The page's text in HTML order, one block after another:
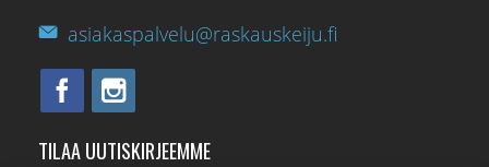
asiakaspalvelu@raskauskeiju.fi
TILAA UUTISKIRJEEMME